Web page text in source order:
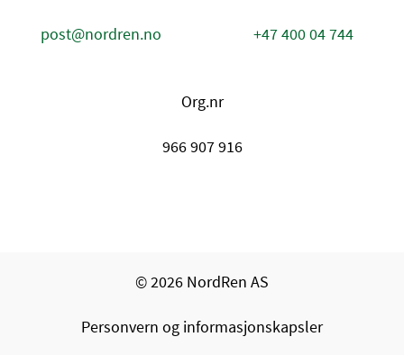
post@nordren.no +47 400 04 744
Org.nr
966 907 916
© 2026 NordRen AS
Personvern og informasjonskapsler